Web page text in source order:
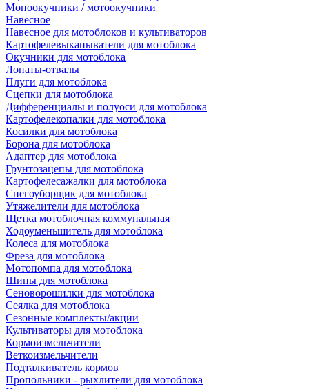
Моноокучники / мотоокучники
Навесное
Навесное для мотоблоков и культиваторов
Картофелевыкапыватели для мотоблока
Окучники для мотоблока
Лопаты-отвалы
Плуги для мотоблока
Сцепки для мотоблока
Дифференциалы и полуоси для мотоблока
Картофелекопалки для мотоблока
Косилки для мотоблока
Борона для мотоблока
Адаптер для мотоблока
Грунтозацепы для мотоблока
Картофелесажалки для мотоблока
Снегоуборщик для мотоблока
Утяжелители для мотоблока
Щетка мотоблочная коммунальная
Ходоуменьшитель для мотоблока
Колеса для мотоблока
Фреза для мотоблока
Мотопомпа для мотоблока
Шины для мотоблока
Сеноворошилки для мотоблока
Сеялка для мотоблока
Сезонные комплекты/акции
Культиваторы для мотоблока
Кормоизмельчители
Веткоизмельчители
Подталкиватель кормов
Пропольники - рыхлители для мотоблока